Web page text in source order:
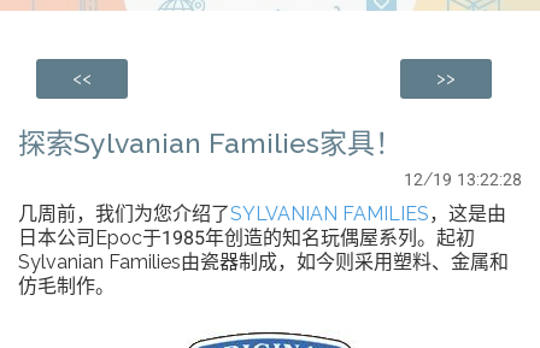
<< >>
探索Sylvanian Families家具！
12/19 13:22:28
几周前，我们为您介绍了SYLVANIAN FAMILIES，这是由
日本公司Epoc于1985年创造的知名玩偶屋系列。起初
Sylvanian Families由瓷器制成，如今则采用塑料、金属和
仿毛制作。